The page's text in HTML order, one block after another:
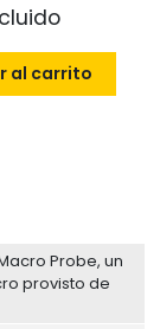
al carrito
Probe, un
provisto de